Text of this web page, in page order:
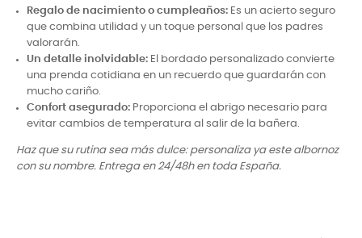
Regalo de nacimiento o cumpleaños: Es un acierto seguro
que combina utilidad y un toque personal que los padres
valorarán.
Un detalle inolvidable: El bordado personalizado convierte
una prenda cotidiana en un recuerdo que guardarán con
mucho cariño.
Confort asegurado: Proporciona el abrigo necesario para
evitar cambios de temperatura al salir de la bañera.
Haz que su rutina sea más dulce: personaliza ya este albornoz
con su nombre. Entrega en 24/48h en toda España.